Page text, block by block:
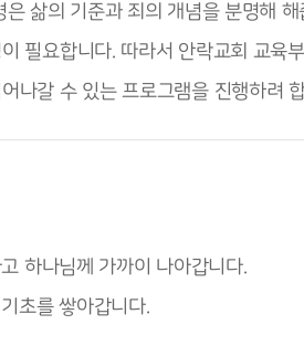
삶의 기준과 죄의 개념을 분명해
필요합니다. 따라서 안락교회 교육
나갈 수 있는 프로그램을 진행하려
하나님께 가까이 나아갑니다.
초를 쌓아갑니다.